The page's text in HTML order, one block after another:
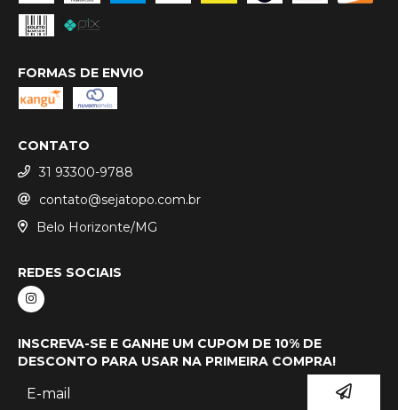
FORMAS DE ENVIO
CONTATO
31 93300-9788
contato@sejatopo.com.br
Belo Horizonte/MG
REDES SOCIAIS
INSCREVA-SE E GANHE UM CUPOM DE 10% DE
DESCONTO PARA USAR NA PRIMEIRA COMPRA!